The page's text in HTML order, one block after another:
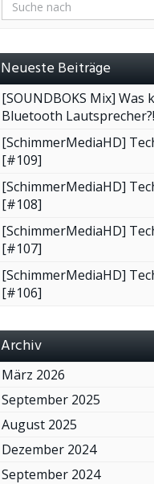
Neueste Beiträge
[SOUNDBOKS Mix] Was
Bluetooth Lautsprecher?!
[SchimmerMediaHD]
[#109]
[SchimmerMediaHD]
[#108]
[SchimmerMediaHD]
[#107]
[SchimmerMediaHD]
[#106]
Archiv
März 2026
September 2025
August 2025
Dezember 2024
September 2024